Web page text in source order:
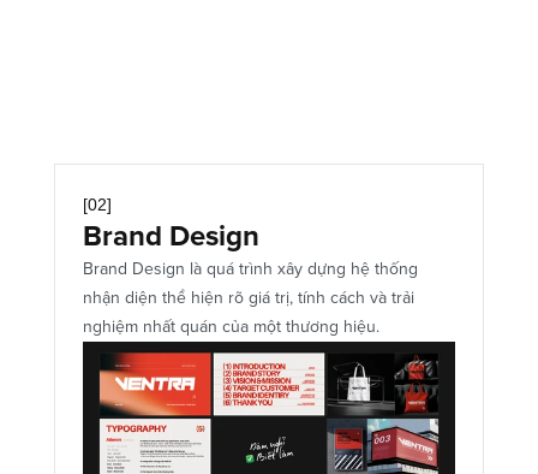
Print Design
[02]
Brand Design
Brand Design là quá trình xây dựng hệ thống
nhận diện thể hiện rõ giá trị, tính cách và trải
nghiệm nhất quán của một thương hiệu.